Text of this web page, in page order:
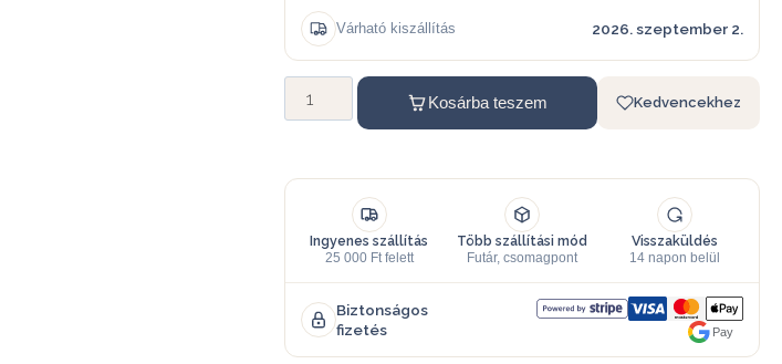
Várható kiszállítás 2026. szeptember 2.
Kosárba teszem Kedvencekhez
Ingyenes szállítás
25 000 Ft felett
Több szállítási mód
Futár, csomagpont
Visszaküldés
14 napon belül
Biztonságos
fizetés
Pay